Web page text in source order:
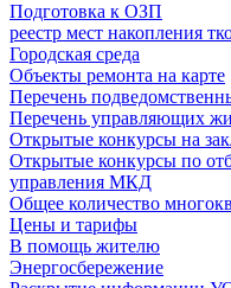
Подготовка к ОЗП
реестр мест накопления
Городская среда
Объекты ремонта на карте
Перечень
Перечень управляющих
Открытые конкурсы на
Открытые конкурсы по
управления МКД
Общее количество
Цены и тарифы
В помощь жителю
Энергосбережение